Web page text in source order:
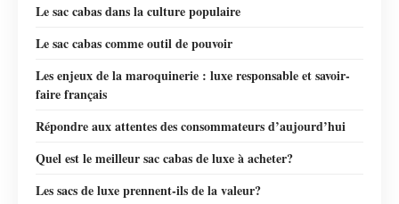
Le sac cabas dans la culture populaire
Le sac cabas comme outil de pouvoir
Les enjeux de la maroquinerie : luxe responsable et savoir-
faire français
Répondre aux attentes des consommateurs d’aujourd’hui
Quel est le meilleur sac cabas de luxe à acheter?
Les sacs de luxe prennent-ils de la valeur?